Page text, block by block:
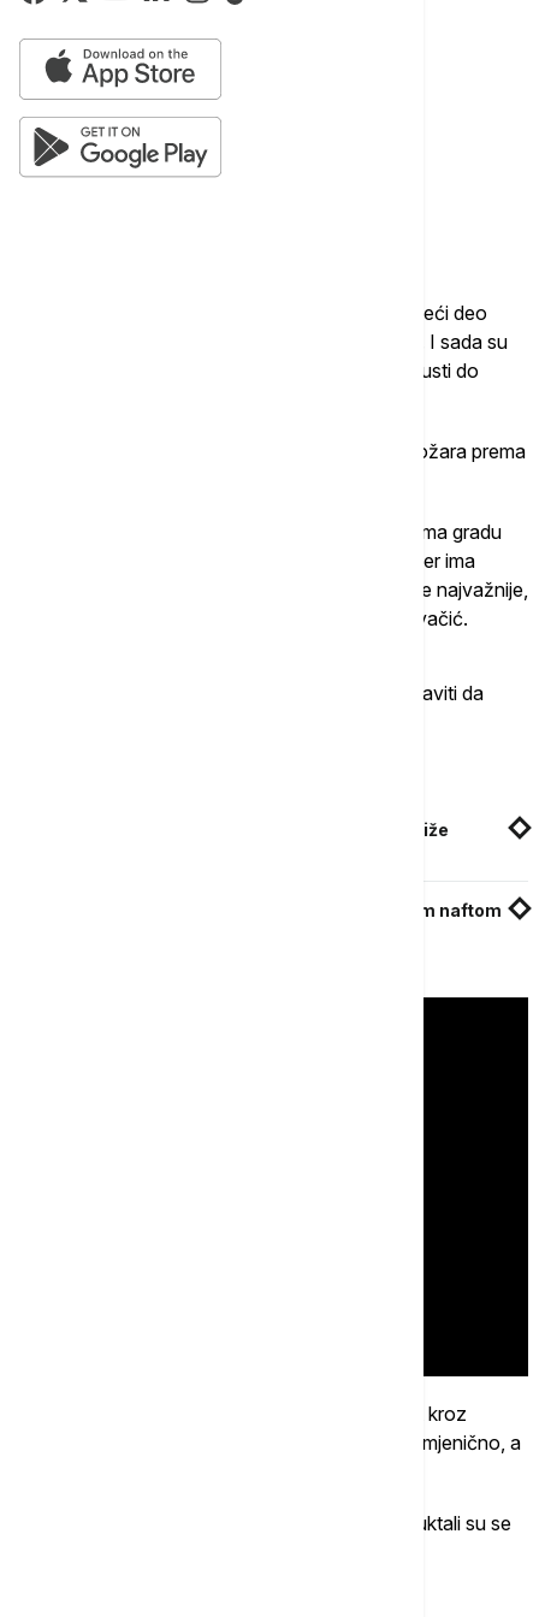
“Vatrogasci su celu noć na terenu. Tamo je najveći deo
naših kolega iz dobrovoljnog društva iz Perasta. I sada su
tamo. Drže liniju, ne dozvoljavaju da se vatra spusti do
On je kazao da je severni vetar okrenuo smer požara prema
“Požar nije ugašen. Pod kontrolom je u delu prema gradu
Perastu i nisu ugroženi objekti i neće biti nikako jer ima
dovoljno vatrogasnih vozila i vatrogasaca. Što je najvažnije,
tu su i meštani koji su bili celu noć”, kazao je Kovačić.
On je kazao da će vatrogasci i tokom dana nastaviti da
Veliki požar aktivan kod Perasta, vatra sve bliže
Zapalio se i srušio i treći rezervoar sa sirovom naftom
Kako prenosi Radio Kotor, zatvoren je gornji put kroz
Perast. Saobraćaj se odvija jednom trakom naizmjenično, a
Požari u brdima iznad Kostanjice i Perasta razbuktali su se